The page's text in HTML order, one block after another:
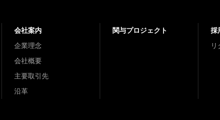
会社案内
企業理念
会社概要
主要取引先
沿革
関与プロジェクト 採
リ